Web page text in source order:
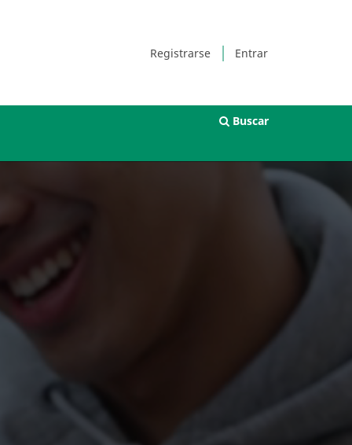
Registrarse Entrar
Buscar